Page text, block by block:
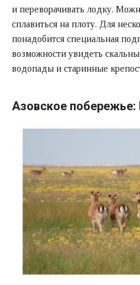
и переворачивать лодку.
сплавиться на плоту. Для
понадобится специальная
возможности увидеть
водопады и старинные
Азовское побережье: